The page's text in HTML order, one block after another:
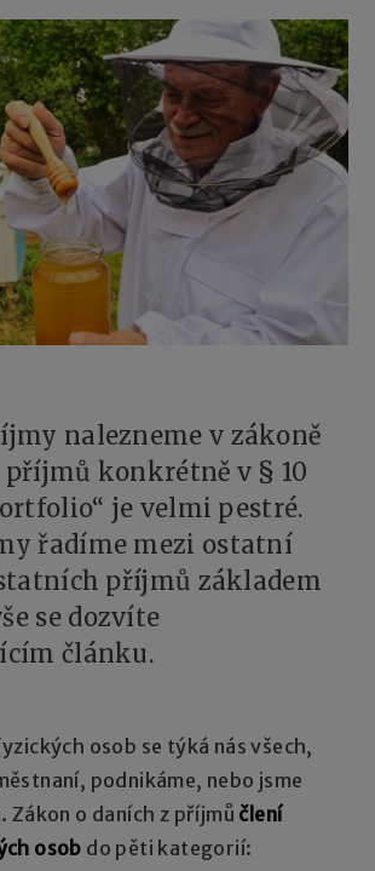
nalezneme v zákoně
příjmů konkrétně v § 10
je velmi pestré.
řadíme mezi ostatní
příjmů základem
se dozvíte
článku.
osob se týká nás všech,
podnikáme, nebo jsme
o daních z příjmů člení
osob do pěti kategorií: